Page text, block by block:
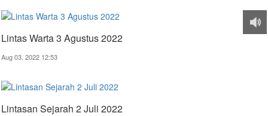
Lintas Warta 3 Agustus 2022
Aug 03, 2022 12:53
Lintasan Sejarah 2 Juli 2022